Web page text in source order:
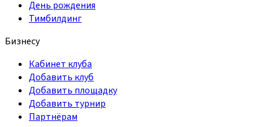
День рождения
Тимбилдинг
Бизнесу
Кабинет клуба
Добавить клуб
Добавить площадку
Добавить турнир
Партнёрам